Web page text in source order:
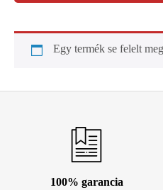
Egy termék se felelt
100% garancia